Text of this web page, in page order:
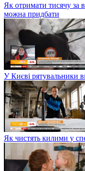
Як отримати тисячу за
можна придбати
У Києві рятувальники
Як чистять килими у